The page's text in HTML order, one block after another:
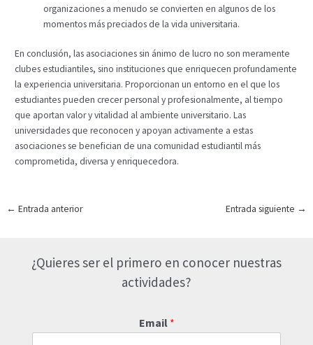
organizaciones a menudo se convierten en algunos de los
momentos más preciados de la vida universitaria.
En conclusión, las asociaciones sin ánimo de lucro no son meramente
clubes estudiantiles, sino instituciones que enriquecen profundamente
la experiencia universitaria. Proporcionan un entorno en el que los
estudiantes pueden crecer personal y profesionalmente, al tiempo
que aportan valor y vitalidad al ambiente universitario. Las
universidades que reconocen y apoyan activamente a estas
asociaciones se benefician de una comunidad estudiantil más
comprometida, diversa y enriquecedora.
Navegación
← Entrada anterior Entrada siguiente →
¿Quieres ser el primero en conocer nuestras
actividades?
Email *